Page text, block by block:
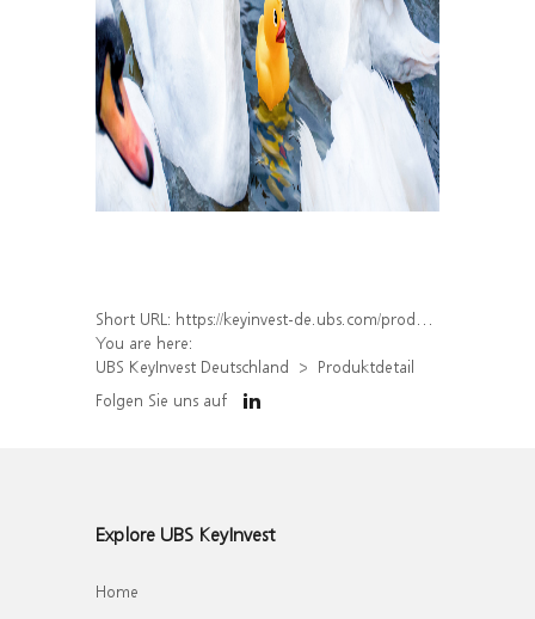
Short URL: https://keyinvest-de.ubs.com/produkt/detail/index/isin/DE000WA8GPB7
You are here:
UBS KeyInvest Deutschland
Produktdetail
Folgen Sie uns auf
Explore UBS KeyInvest
Home